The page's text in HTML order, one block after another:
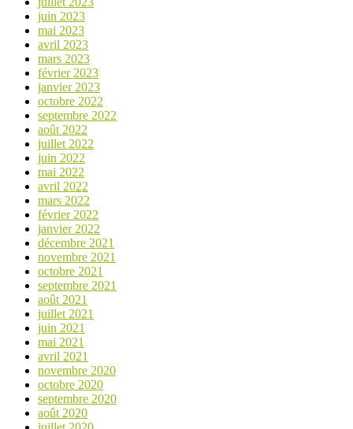
juin 2023
mai 2023
avril 2023
mars 2023
février 2023
janvier 2023
octobre 2022
septembre 2022
août 2022
juillet 2022
juin 2022
mai 2022
avril 2022
mars 2022
février 2022
janvier 2022
décembre 2021
novembre 2021
octobre 2021
septembre 2021
août 2021
juillet 2021
juin 2021
mai 2021
avril 2021
novembre 2020
octobre 2020
septembre 2020
août 2020